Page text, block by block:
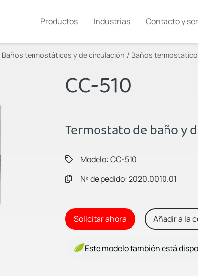
Productos Industrias Contacto y
Baños termostáticos y de circulación Baños
CC-510
Termostato de baño y
Modelo: CC-510
Nº de pedido: 2020.0010.01
Solicitar ahora Añadir a la
Este modelo también está